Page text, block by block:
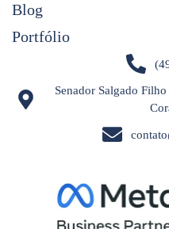
Blog
Portfólio
Senador Salgado